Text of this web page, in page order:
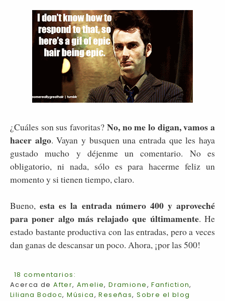
¿Cuáles son sus favoritas? No, no me lo digan, vamos a
hacer algo. Vayan y busquen una entrada que les haya
gustado mucho y déjenme un comentario. No es
obligatorio, ni nada, sólo es para hacerme feliz un
momento y si tienen tiempo, claro.
Bueno,esta es la entrada número 400 y aproveché
para poner algo más relajado que últimamente. He
estado bastante productiva con las entradas, pero a veces
dan ganas de descansar un poco. Ahora, ¡por las 500!
18 comentarios:
Acerca deAfter, Amelie,Dramione,Fanfiction,
Liliana Bodoc,Música,Reseñas,Sobre el blog